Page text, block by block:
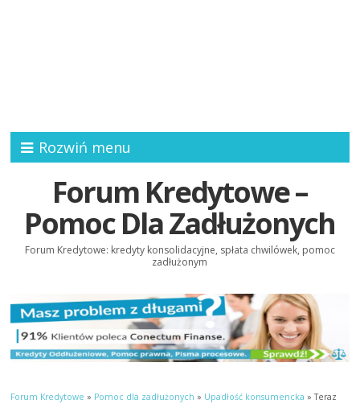
Rozwiń menu
Forum Kredytowe –
Pomoc Dla Zadłużonych
Forum Kredytowe: kredyty konsolidacyjne, spłata chwilówek, pomoc
zadłużonym
Forum Kredytowe » Pomoc dla zadłużonych » Upadłość konsumencka » Teraz